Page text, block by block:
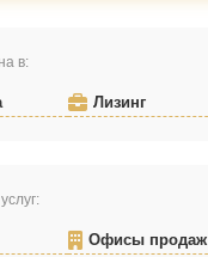
в:
Лизинг
Офисы продаж